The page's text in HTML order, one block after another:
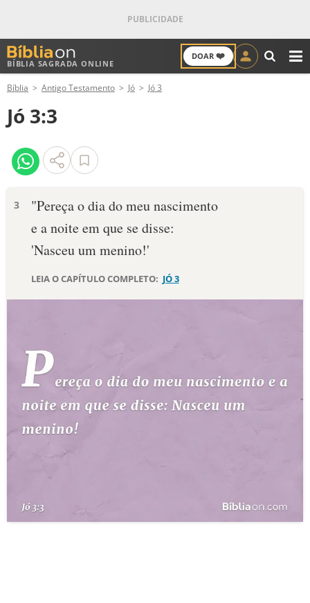
BÍBLIA SAGRADA ONLINE
DOAR ❤️
ANTIGO TESTAMENTO
NOVO TESTAMENTO
VERSÍCULOS
PALAVRA DO DIA
DEVOCIONAL DIÁRIO
ESTUDOS BÍBLICOS
ESBOÇOS DE PREGAÇÃO
TERMO BÍBLICO
Bíblia Antigo Testamento Jó Jó 3
Jó 3:3
3
"Pereça o dia do meu nascimento
e a noite em que se disse:
'Nasceu um menino!'
LEIA O CAPÍTULO COMPLETO: JÓ 3